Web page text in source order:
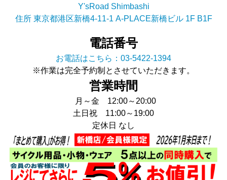
Y'sRoad Shimbashi
住所 東京都港区新橋4-11-1 A-PLACE新橋ビル 1F B1F
電話番号
お電話はこちら：03-5422-1394
※作業は完全予約制とさせていただきます。
営業時間
月～金 12:00～20:00
土日祝 11:00～19:00
定休日 なし